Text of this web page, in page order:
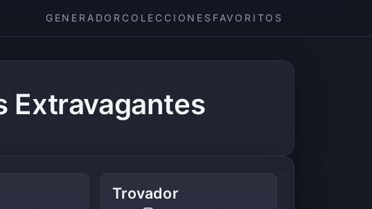
GENERADOR COLECCIONES FAVORITOS
Extravagantes
Trovador